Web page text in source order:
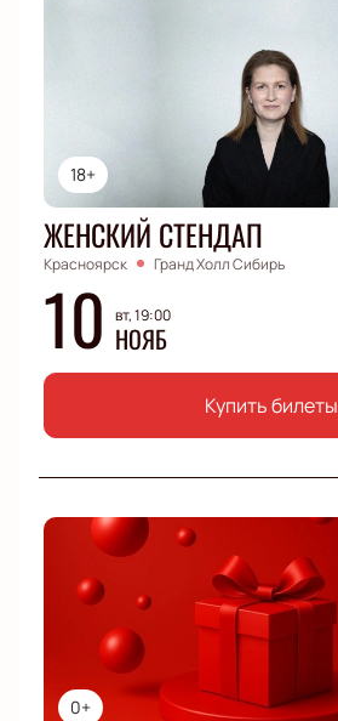
18+
ЖЕНСКИЙ СТЕНДАП
Красноярск Гранд Холл Сибирь
10 вт, 19:00
НОЯБ
Купить билеты
0+